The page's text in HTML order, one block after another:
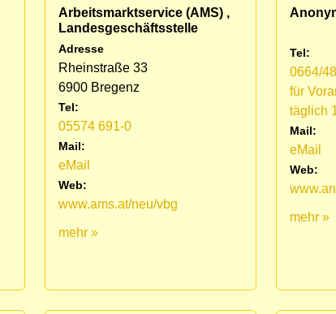
Arbeitsmarktservice (AMS) ,
Landesgeschäftsstelle
Adresse
Rheinstraße 33
6900 Bregenz
Tel:
05574 691-0
Mail:
eMail
Web:
www.ams.at/neu/vbg
mehr »
Tel:
0664/
für
täglich
Mail:
eMail
Web:
mehr »